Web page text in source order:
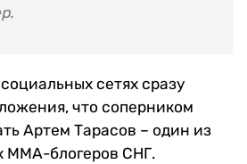
сетях сразу
что соперником
Артем Тарасов – один из
ММА-блогеров СНГ.